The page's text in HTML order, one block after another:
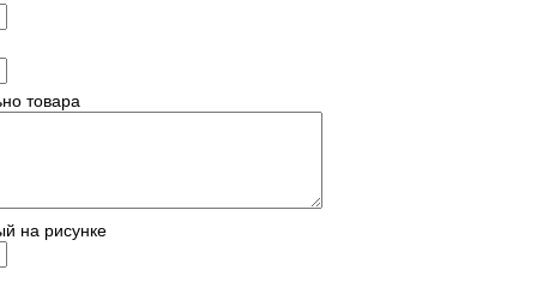
товара
на рисунке